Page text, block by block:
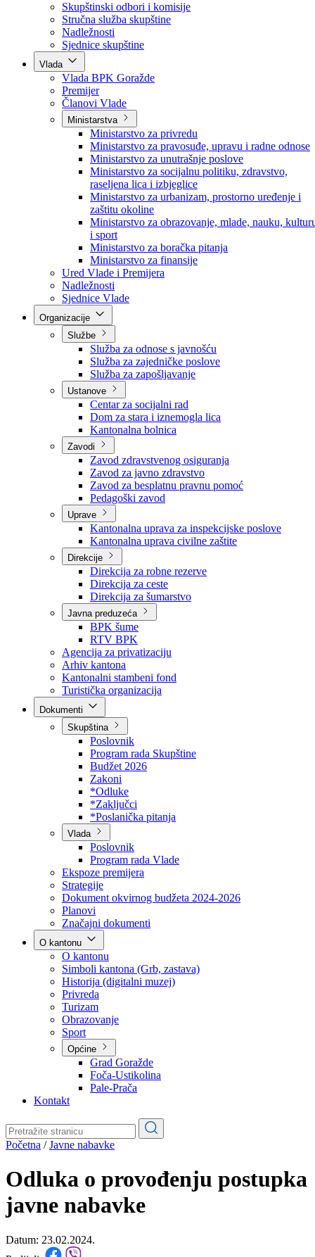
Poslanici po strankama
Poslanici po klubovima naroda
Kolegij skupštine
Skupštinski odbori i komisije
Stručna služba skupštine
Nadležnosti
Sjednice skupštine
Vlada
Vlada BPK Goražde
Premijer
Članovi Vlade
Ministarstva
Ministarstvo za privredu
Ministarstvo za pravosuđe, upravu i radne odnose
Ministarstvo za unutrašnje poslove
Ministarstvo za socijalnu politiku, zdravstvo,
raseljena lica i izbjeglice
Ministarstvo za urbanizam, prostorno uređenje i
zaštitu okoline
Ministarstvo za obrazovanje, mlade, nauku,
i sport
Ministarstvo za boračka pitanja
Ministarstvo za finansije
Ured Vlade i Premijera
Nadležnosti
Sjednice Vlade
Službe
Služba za odnose s javnošću
Služba za zajedničke poslove
Služba za zapošljavanje
Ustanove
Centar za socijalni rad
Dom za stara i iznemogla lica
Kantonalna bolnica
Zavodi
Zavod zdravstvenog osiguranja
Zavod za javno zdravstvo
Zavod za besplatnu pravnu pomoć
Pedagoški zavod
Uprave
Kantonalna uprava za inspekcijske poslove
Kantonalna uprava civilne zaštite
Direkcije
Direkcija za robne rezerve
Direkcija za ceste
Direkcija za šumarstvo
Javna preduzeća
BPK šume
RTV BPK
Agencija za privatizaciju
Arhiv kantona
Kantonalni stambeni fond
Turistička organizacija
Skupština
Poslovnik
Program rada Skupštine
Budžet 2026
Zakoni
*Odluke
*Zaključci
*Poslanička pitanja
Vlada
Poslovnik
Program rada Vlade
Ekspoze premijera
Strategije
Dokument okvirnog budžeta 2024-2026
Planovi
Značajni dokumenti
O kantonu
O kantonu
Simboli kantona (Grb, zastava)
Historija (digitalni muzej)
Privreda
Turizam
Obrazovanje
Općine
Pale-Prača
Kontakt
Početna/Javne nabavke
Odluka o provođenju postupka
javne nabavke